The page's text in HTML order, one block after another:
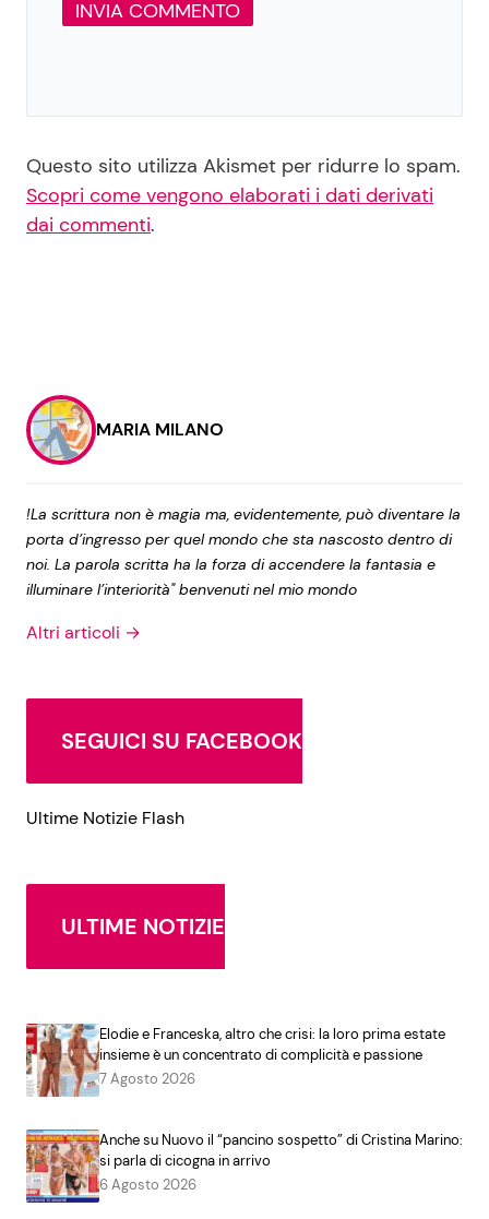
Questo sito utilizza Akismet per ridurre lo spam.
Scopri come vengono elaborati i dati derivati
dai commenti.
MARIA MILANO
!La scrittura non è magia ma, evidentemente, può diventare la
porta d’ingresso per quel mondo che sta nascosto dentro di
noi. La parola scritta ha la forza di accendere la fantasia e
illuminare l’interiorità" benvenuti nel mio mondo
Altri articoli →
SEGUICI SU FACEBOOK
Ultime Notizie Flash
ULTIME NOTIZIE
Elodie e Franceska, altro che crisi: la loro prima estate
insieme è un concentrato di complicità e passione
7 Agosto 2026
Anche su Nuovo il “pancino sospetto” di Cristina Marino:
si parla di cicogna in arrivo
6 Agosto 2026